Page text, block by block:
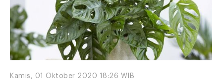
Kamis, 01 Oktober 2020 18:26 WIB